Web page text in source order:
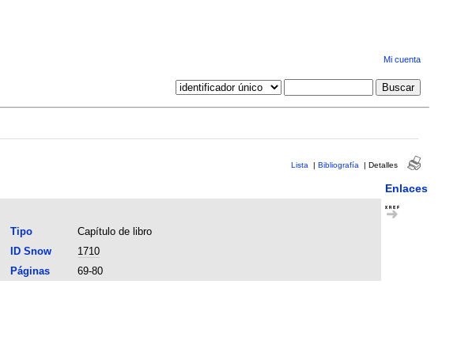
Mi cuenta
Lista | Bibliografía | Detalles
Enlaces
Tipo
Capítulo de libro
ID Snow
1710
Páginas
69-80